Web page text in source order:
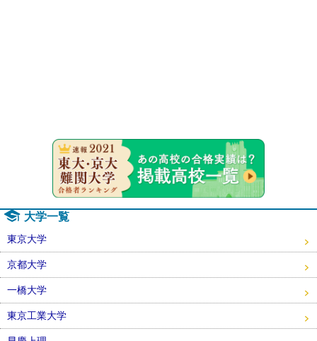
大学一覧
東京大学
京都大学
一橋大学
東京工業大学